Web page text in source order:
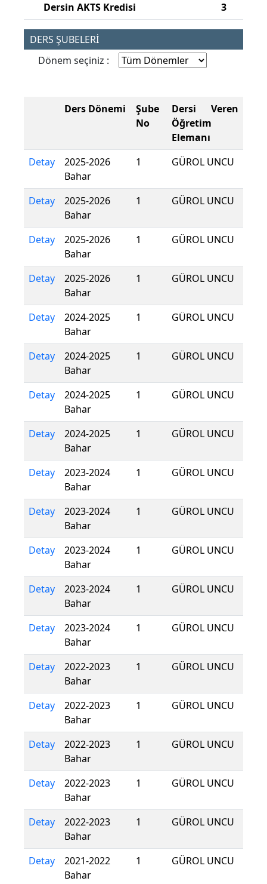
Dersin AKTS Kredisi 3
DERS ŞUBELERİ
Dönem seçiniz :
Ders Dönemi
Şube
No
Dersi Veren
Öğretim
Elemanı
Detay
2025-2026
Bahar
1 GÜROL UNCU
Detay
2025-2026
Bahar
1 GÜROL UNCU
Detay
2025-2026
Bahar
1 GÜROL UNCU
Detay
2025-2026
Bahar
1 GÜROL UNCU
Detay
2024-2025
Bahar
1 GÜROL UNCU
Detay
2024-2025
Bahar
1 GÜROL UNCU
Detay
2024-2025
Bahar
1 GÜROL UNCU
Detay
2024-2025
Bahar
1 GÜROL UNCU
Detay
2023-2024
Bahar
1 GÜROL UNCU
Detay
2023-2024
Bahar
1 GÜROL UNCU
Detay
2023-2024
Bahar
1 GÜROL UNCU
Detay
2023-2024
Bahar
1 GÜROL UNCU
Detay
2023-2024
Bahar
1 GÜROL UNCU
Detay
2022-2023
Bahar
1 GÜROL UNCU
Detay
2022-2023
Bahar
1 GÜROL UNCU
Detay
2022-2023
Bahar
1 GÜROL UNCU
Detay
2022-2023
Bahar
1 GÜROL UNCU
Detay
2022-2023
Bahar
1 GÜROL UNCU
Detay
2021-2022
Bahar
1 GÜROL UNCU